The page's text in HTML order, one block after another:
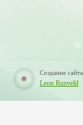
Создание сайта
Leon Ruzveld